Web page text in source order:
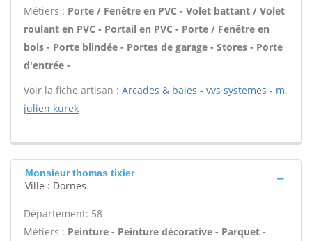
Métiers : Porte / Fenêtre en PVC - Volet battant / Volet
roulant en PVC - Portail en PVC - Porte / Fenêtre en
bois - Porte blindée - Portes de garage - Stores - Porte
d'entrée -
Voir la fiche artisan : Arcades & baies - vvs systemes - m.
julien kurek
Monsieur thomas tixier
Ville : Dornes
Département: 58
Métiers : Peinture - Peinture décorative - Parquet -